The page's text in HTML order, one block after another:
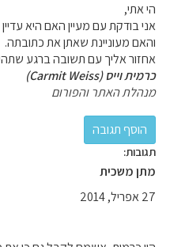
הי אתי,
אני בודקת עם מעיין האם היא
והאם מעוניינת שאתן את כתובתה.
אחזור אליך עם תשובה ברגע
כרמית וייס (Carmit Weiss)
מנהלת האתר והפורום
תגובות:
מתן משכית
27 אפריל, 2014